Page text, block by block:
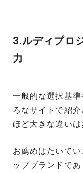
3.ルディプロ
力
一般的な選択基
ろなサイトで紹
ほど大きな違いは
お薦めはたいて
ップブランドで